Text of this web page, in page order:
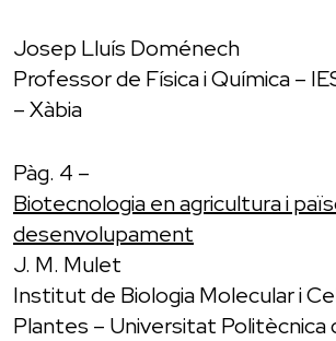
Josep Lluís Doménech
Professor de Física i Química –
– Xàbia
Pàg. 4 –
Biotecnologia en agricultura i
desenvolupament
J. M. Mulet
Institut de Biologia Molecular i
Plantes – Universitat Politècnica